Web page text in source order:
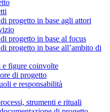
progetto in base agli attori
progetto in base al focus
progetto in base all’ambito di
e figure coinvolte
di progetto
e responsabilità
strumenti e rituali